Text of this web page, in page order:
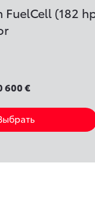
FuelCell (182
600 €